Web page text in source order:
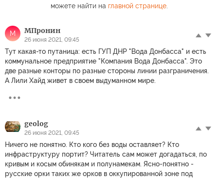
можете найти на главной странице.
М МПронин
26 июня 2021, 09:45
Тут какая-то путаница: есть ГУП ДНР "Вода Донбасса" и есть
коммунальное предприятие "Компания Вода Донбасса". Это
две разные конторы по разные стороны линии разграничения.
А Лили Хайд живет в своем выдуманном мире.
geolog
26 июня 2021, 09:45
Ничего не понятно. Кто кого без воды оставляет? Кто
инфраструктуру портит? Читатель сам может догадаться, по
кривым и косым обинякам и полунамекам. Ясно-понятно -
русские орки таких же орков в оккупированной зоне под